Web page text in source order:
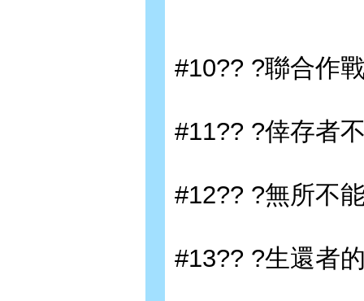
#10?? ?聯合作
#11?? ?倖存者
#12?? ?無所不
#13?? ?生還者